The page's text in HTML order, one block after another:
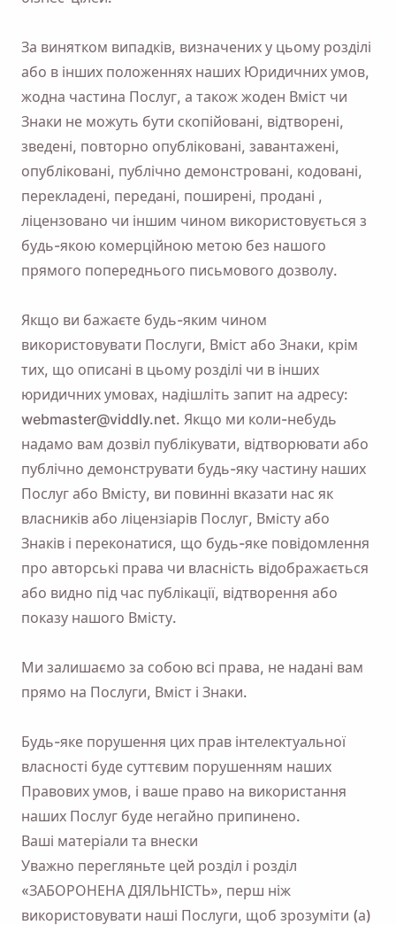
За винятком випадків, визначених у цьому розділі
або в інших положеннях наших Юридичних умов,
жодна частина Послуг, а також жоден Вміст чи
Знаки не можуть бути скопійовані, відтворені,
зведені, повторно опубліковані, завантажені,
опубліковані, публічно демонстровані, кодовані,
перекладені, передані, поширені, продані ,
ліцензовано чи іншим чином використовується з
будь-якою комерційною метою без нашого
прямого попереднього письмового дозволу.
Якщо ви бажаєте будь-яким чином
використовувати Послуги, Вміст або Знаки, крім
тих, що описані в цьому розділі чи в інших
юридичних умовах, надішліть запит на адресу:
webmaster@viddly.net. Якщо ми коли-небудь
надамо вам дозвіл публікувати, відтворювати або
публічно демонструвати будь-яку частину наших
Послуг або Вмісту, ви повинні вказати нас як
власників або ліцензіарів Послуг, Вмісту або
Знаків і переконатися, що будь-яке повідомлення
про авторські права чи власність відображається
або видно під час публікації, відтворення або
показу нашого Вмісту.
Ми залишаємо за собою всі права, не надані вам
прямо на Послуги, Вміст і Знаки.
Будь-яке порушення цих прав інтелектуальної
власності буде суттєвим порушенням наших
Правових умов, і ваше право на використання
наших Послуг буде негайно припинено.
Ваші матеріали та внески
Уважно перегляньте цей розділ і розділ
«ЗАБОРОНЕНА ДІЯЛЬНІСТЬ», перш ніж
використовувати наші Послуги, щоб зрозуміти (а)